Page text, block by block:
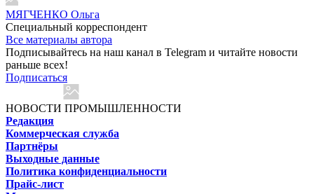
МЯГЧЕНКО Ольга
Cпециальный корреспондент
Все материалы автора
Подписывайтесь на наш канал в Telegram и читайте новости
раньше всех!
Подписаться
НОВОСТИ ПРОМЫШЛЕННОСТИ
Редакция
Коммерческая служба
Партнёры
Выходные данные
Политика конфиденциальности
Прайс-лист